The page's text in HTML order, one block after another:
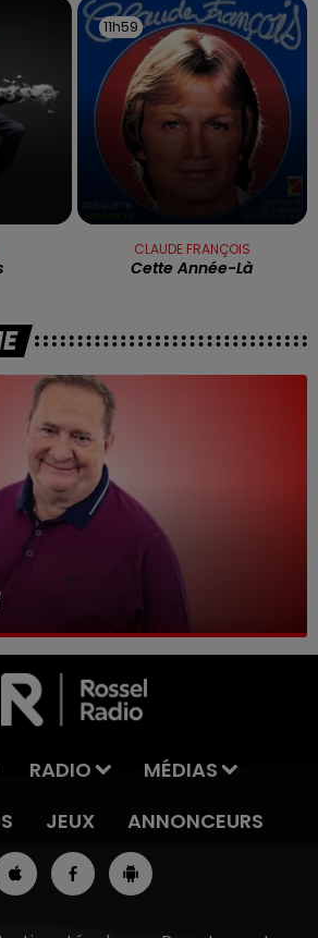
11h59
11h59
CLAUDE FRANÇOIS
Cette Année-Là
RADIO
MÉDIAS
JEUX ANNONCEURS